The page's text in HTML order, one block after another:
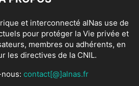
et interconnecté alNas use de
pour protéger la Vie privée et
membres ou adhérents, en
les directives de la CNIL.
contact[@]alnas.fr